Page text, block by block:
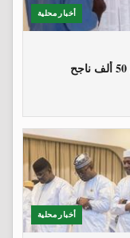
أخبار محلية
أخبار محلية